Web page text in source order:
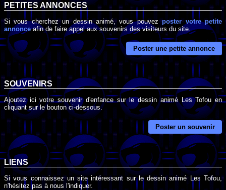
PETITES ANNONCES
Si vous cherchez un dessin animé, vous pouvezposter votre petite
annonceafin de faire appel aux souvenirs des visiteurs du site.
Poster une petite annonce
SOUVENIRS
Ajoutez ici votre souvenir d'enfance sur le dessin animé Les Tofou en
cliquant sur le bouton ci-dessous.
Poster un souvenir
LIENS
Si vous connaissez un site intéressant sur le dessin animé Les Tofou,
n'hésitez pas à nous l'indiquer.